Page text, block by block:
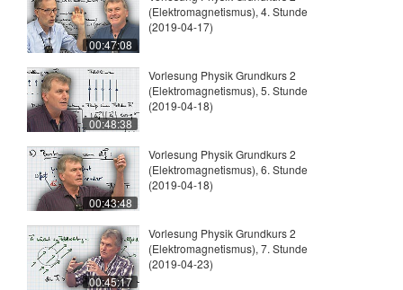
00:47:08
(Elektromagnetismus), 4. Stunde
(2019-04-17)
00:48:38
Vorlesung Physik Grundkurs 2
(Elektromagnetismus), 5. Stunde
(2019-04-18)
00:43:48
Vorlesung Physik Grundkurs 2
(Elektromagnetismus), 6. Stunde
(2019-04-18)
00:45:17
Vorlesung Physik Grundkurs 2
(Elektromagnetismus), 7. Stunde
(2019-04-23)